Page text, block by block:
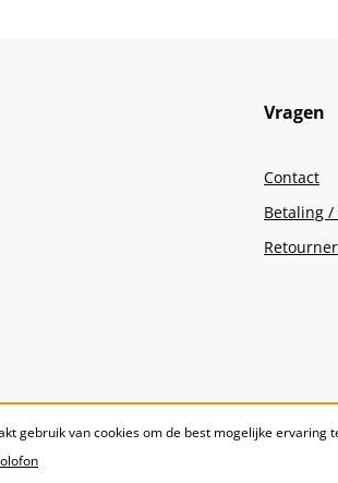
Vragen
Contact
Betaling
gebruik van cookies om de best mogelijke ervaring